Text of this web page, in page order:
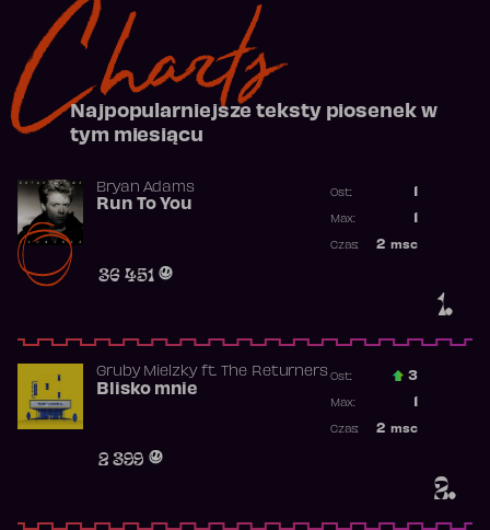
Charts
Najpopularniejsze teksty piosenek w
tym miesiącu
1.
Bryan Adams
Run To You
36 451
Ost.:
Max:
2 msc
Czas:
2.
Gruby Mielzkyft. The Returners
Blisko mnie
2 399
Ost.: 3
Max:
2 msc
Czas: